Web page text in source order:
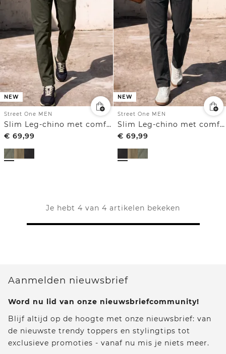
NEW
Street One MEN
Slim Leg-chino met comfortabele elastische tailleband
€ 69,99
NEW
Street One MEN
Slim Leg-chino met comfortabele elastische tailleband
€ 69,99
Je hebt 4 van 4 artikelen bekeken
Aanmelden nieuwsbrief
Word nu lid van onze nieuwsbriefcommunity!
Blijf altijd op de hoogte met onze nieuwsbrief: van
de nieuwste trendy toppers en stylingtips tot
exclusieve promoties - vanaf nu mis je niets meer.